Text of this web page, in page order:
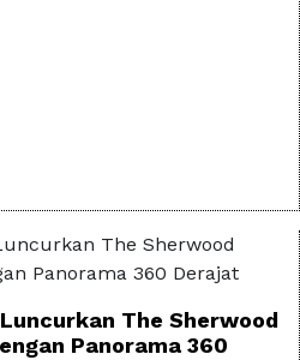
The Sherwood
Panorama 360